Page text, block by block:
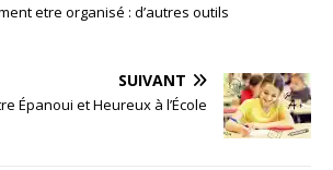
etre organisé : d’autres outils
SUIVANT
Épanoui et Heureux à l’École